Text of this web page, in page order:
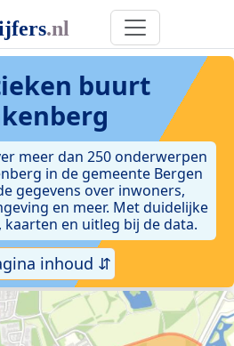
buurt
meer dan 250 onderwerpen
in de gemeente Bergen
gegevens over inwoners,
en meer. Met duidelijke
en uitleg bij de data.
inhoud ⇵